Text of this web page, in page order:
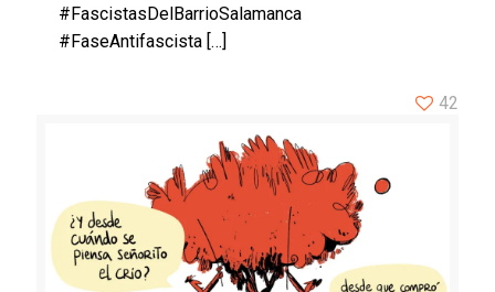
#FascistasDelBarrioSalamanca
#FaseAntifascista […]
42